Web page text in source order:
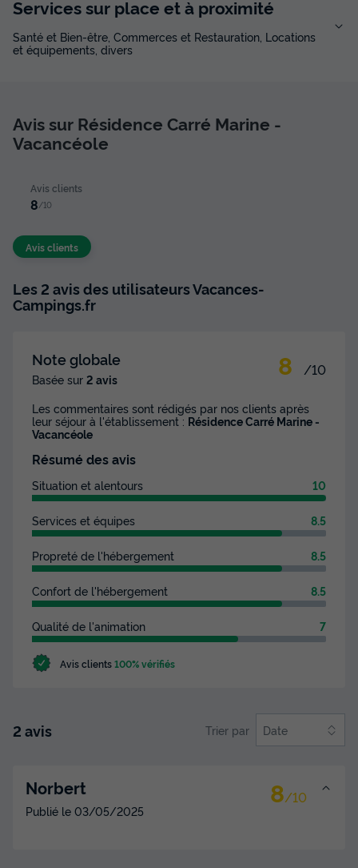
Services sur place et à proximité
Santé et Bien-être, Commerces et Restauration, Locations
et équipements, divers
Avis sur Résidence Carré Marine -
Vacancéole
Avis clients
8/10
Avis clients
Les 2 avis des utilisateurs Vacances-
Campings.fr
Note globale
Basée sur 2 avis 8 /10
Les commentaires sont rédigés par nos clients après
leur séjour à l'établissement : Résidence Carré Marine -
Vacancéole
Résumé des avis
Situation et alentours 10
Services et équipes 8.5
Propreté de l'hébergement 8.5
Confort de l'hébergement 8.5
Qualité de l'animation 7
Avis clients100% vérifiés
2 avis Trier par Date
Norbert 8/10
Publié le 03/05/2025